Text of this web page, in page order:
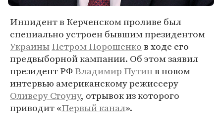
Инцидент в Керченском проливе был
специально устроен бывшим президентом
УкраиныПетром Порошенков ходе его
предвыборной кампании. Об этом заявил
президент РФВладимир Путинв новом
интервью американскому режиссеру
Оливеру Стоуну, отрывок из которого
приводит «Первый канал».